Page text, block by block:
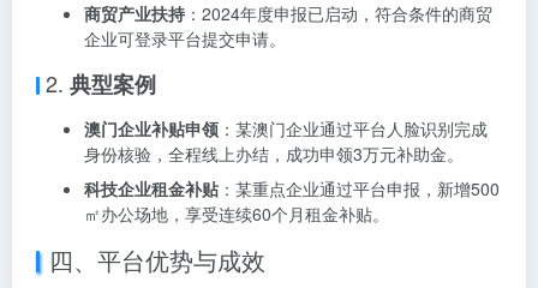
商贸产业扶持 ：2024年度申报已启动，符合条件的商贸
企业可登录平台提交申请。
2. 典型案例
澳门企业补贴申领 ：某澳门企业通过平台人脸识别完成
身份核验，全程线上办结，成功申领3万元补助金。
科技企业租金补贴 ：某重点企业通过平台申报，新增500
㎡办公场地，享受连续60个月租金补贴。
四、平台优势与成效